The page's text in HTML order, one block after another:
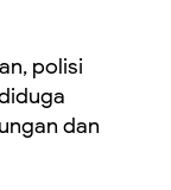
polisi
dan